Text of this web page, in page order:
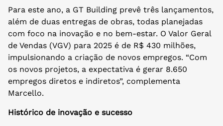
Para este ano, a GT Building prevê três lançamentos,
além de duas entregas de obras, todas planejadas
com foco na inovação e no bem-estar. O Valor Geral
de Vendas (VGV) para 2025 é de R$ 430 milhões,
impulsionando a criação de novos empregos. “Com
os novos projetos, a expectativa é gerar 8.650
empregos diretos e indiretos”, complementa
Marcello.
Histórico de inovação e sucesso